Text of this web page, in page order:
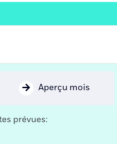
Aperçu mois
prévues: